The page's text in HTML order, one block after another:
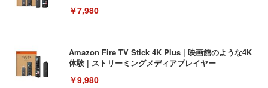
￥7,980
Amazon Fire TV Stick 4K Plus | 映画館のような4K
体験 | ストリーミングメディアプレイヤー
￥9,980